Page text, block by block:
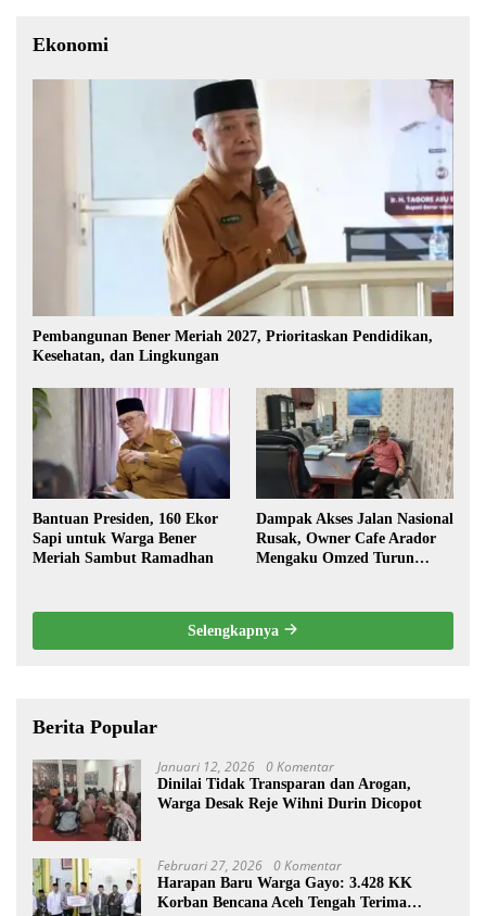
Ekonomi
Pembangunan Bener Meriah 2027, Prioritaskan Pendidikan,
Kesehatan, dan Lingkungan
Bantuan Presiden, 160 Ekor
Sapi untuk Warga Bener
Meriah Sambut Ramadhan
Dampak Akses Jalan Nasional
Rusak, Owner Cafe Arador
Mengaku Omzed Turun
Selengkapnya
Berita Popular
Januari 12, 2026 0 Komentar
Dinilai Tidak Transparan dan Arogan,
Warga Desak Reje Wihni Durin Dicopot
Februari 27, 2026 0 Komentar
Harapan Baru Warga Gayo: 3.428 KK
Korban Bencana Aceh Tengah Terima